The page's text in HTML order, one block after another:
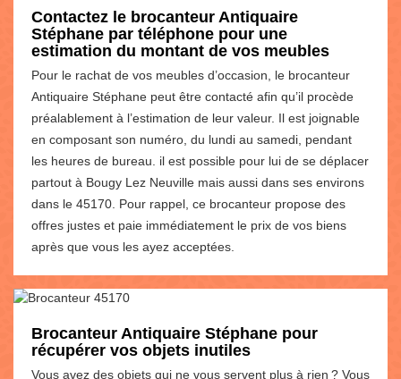
Contactez le brocanteur Antiquaire
Stéphane par téléphone pour une
estimation du montant de vos meubles
Pour le rachat de vos meubles d’occasion, le brocanteur
Antiquaire Stéphane peut être contacté afin qu’il procède
préalablement à l’estimation de leur valeur. Il est joignable
en composant son numéro, du lundi au samedi, pendant
les heures de bureau. il est possible pour lui de se déplacer
partout à Bougy Lez Neuville mais aussi dans ses environs
dans le 45170. Pour rappel, ce brocanteur propose des
offres justes et paie immédiatement le prix de vos biens
après que vous les ayez acceptées.
Brocanteur Antiquaire Stéphane pour
récupérer vos objets inutiles
Vous avez des objets qui ne vous servent plus à rien ? Vous